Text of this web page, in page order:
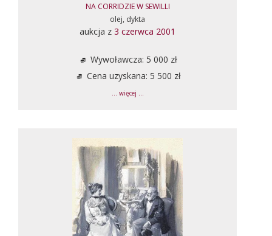
NA CORRIDZIE W SEWILLI
olej, dykta
aukcja z 3 czerwca 2001
Wywoławcza: 5 000 zł
Cena uzyskana: 5 500 zł
... więcej ...